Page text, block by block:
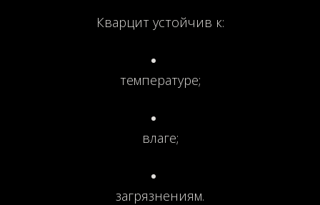
Кварцит устойчив к:
температуре;
влаге;
загрязнениям.